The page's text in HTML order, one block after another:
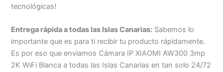
tecnológicas!
Entrega rápida a todas las Islas Canarias: Sabemos lo
importante que es para ti recibir tu producto rápidamente.
Es por eso que enviamos Cámara IP XIAOMI AW300 3mp
2K WiFi Blanca a todas las Islas Canarias en tan solo 24/72